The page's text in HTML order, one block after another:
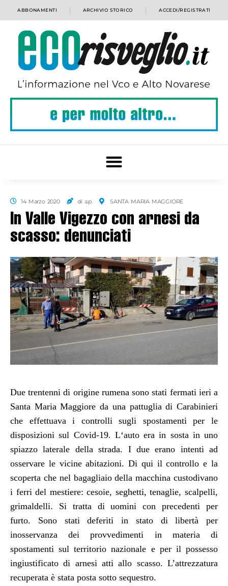
ABBONAMENTI ARCHIVIO STORICO ACCEDI/REGISTRATI
14 Marzo 2020 di a.p. SANTA MARIA MAGGIORE
In Valle Vigezzo con arnesi da
scasso: denunciati
Due trentenni di origine rumena sono stati fermati ieri a
Santa Maria Maggiore da una pattuglia di Carabinieri
che effettuava i controlli sugli spostamenti per le
disposizioni sul Covid-19. L‘auto erain sosta in uno
spiazzo laterale della strada. I dueerano intenti ad
osservare le vicine abitazioni. Di qui il controllo e la
scoperta che nel bagagliaio della macchina custodivano
i ferri del mestiere: cesoie, seghetti, tenaglie, scalpelli,
grimaldelli. Si tratta di uomini con precedenti per
furto. Sono stati deferiti in stato di libertà per
inosservanza dei provvedimenti in materia di
spostamenti sul territorio nazionale e per il possesso
ingiustificato di arnesi atti allo scasso. L’attrezzatura
recuperata è stata posta sotto sequestro.